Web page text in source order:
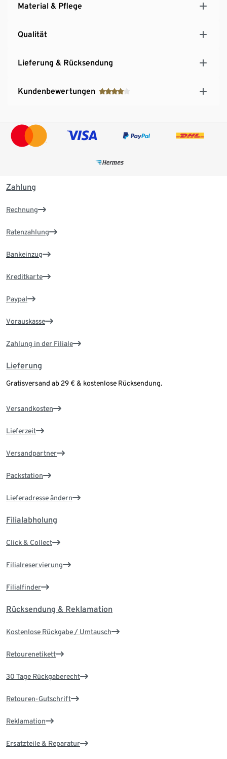
Material & Pflege
Qualität
Lieferung & Rücksendung
Kundenbewertungen
Zahlung
Rechnung
Ratenzahlung
Bankeinzug
Kreditkarte
Paypal
Vorauskasse
Zahlung in der Filiale
Lieferung
Gratisversand ab 29 € & kostenlose Rücksendung.
Versandkosten
Lieferzeit
Versandpartner
Packstation
Lieferadresse ändern
Filialabholung
Click & Collect
Filialreservierung
Filialfinder
Rücksendung & Reklamation
Kostenlose Rückgabe / Umtausch
Retourenetikett
30 Tage Rückgaberecht
Retouren-Gutschrift
Reklamation
Ersatzteile & Reparatur